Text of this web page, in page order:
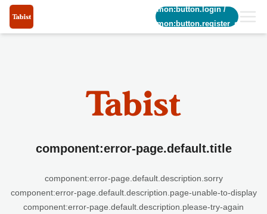
common:button.login/
common:button.register_short
component:error-page.default.title
component:error-page.default.description.sorry
component:error-page.default.description.page-unable-to-display
component:error-page.default.description.please-try-again